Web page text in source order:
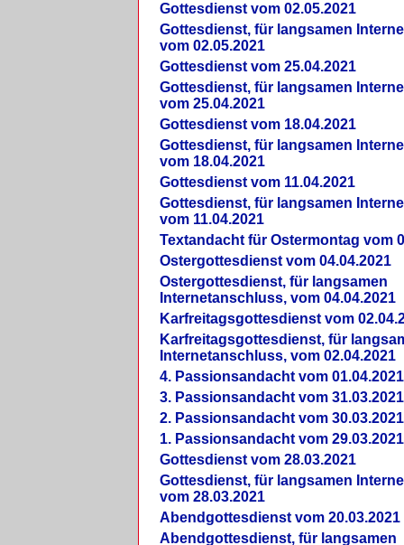
Gottesdienst vom 02.05.2021
Gottesdienst, für langsamen
vom 02.05.2021
Gottesdienst vom 25.04.2021
Gottesdienst, für langsamen
vom 25.04.2021
Gottesdienst vom 18.04.2021
Gottesdienst, für langsamen
vom 18.04.2021
Gottesdienst vom 11.04.2021
Gottesdienst, für langsamen
vom 11.04.2021
Textandacht für Ostermontag vom
Ostergottesdienst vom 04.04.2021
Ostergottesdienst, für langsamen
Internetanschluss, vom 04.04.2021
Karfreitagsgottesdienst vom
Karfreitagsgottesdienst, für
Internetanschluss, vom 02.04.2021
4. Passionsandacht vom 01.04.2021
3. Passionsandacht vom 31.03.2021
2. Passionsandacht vom 30.03.2021
1. Passionsandacht vom 29.03.2021
Gottesdienst vom 28.03.2021
Gottesdienst, für langsamen
vom 28.03.2021
Abendgottesdienst vom 20.03.2021
Abendgottesdienst, für langsamen